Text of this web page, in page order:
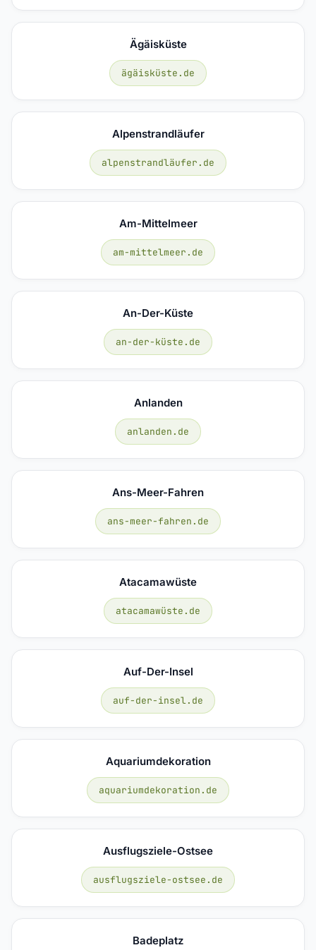
Ägäisküste
ägäisküste.de
Alpenstrandläufer
alpenstrandläufer.de
Am-Mittelmeer
am-mittelmeer.de
An-Der-Küste
an-der-küste.de
Anlanden
anlanden.de
Ans-Meer-Fahren
ans-meer-fahren.de
Atacamawüste
atacamawüste.de
Auf-Der-Insel
auf-der-insel.de
Aquariumdekoration
aquariumdekoration.de
Ausflugsziele-Ostsee
ausflugsziele-ostsee.de
Badeplatz